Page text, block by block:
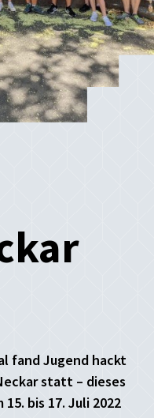
fand Jugend hackt
statt – dieses
bis 17. Juli 2022